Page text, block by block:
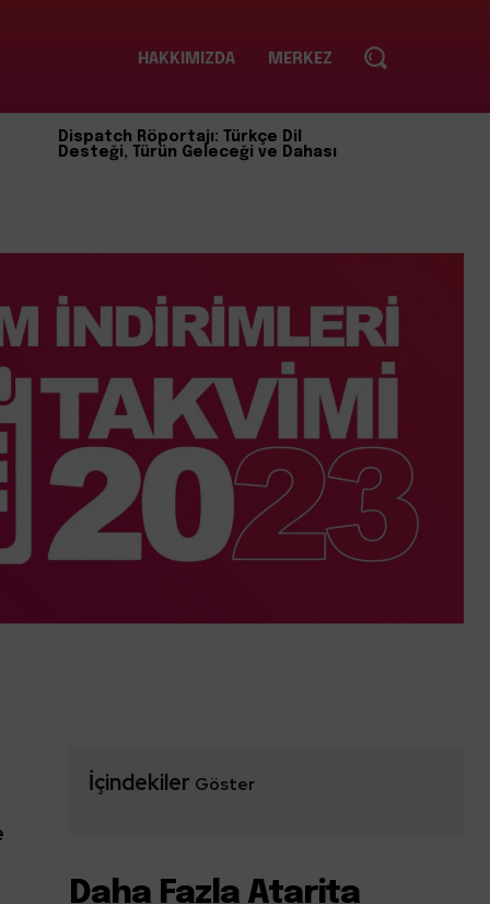
HAKKIMIZDA MERKEZ
Dispatch Röportajı: Türkçe Dil
Desteği, Türün Geleceği ve Dahası
İçindekiler Göster
Daha Fazla Atarita